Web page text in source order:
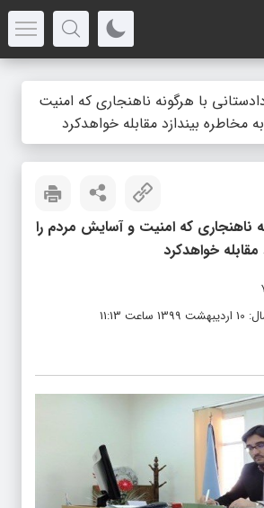
با هرگونه ناهنجاری که امنیت
مخاطره بیندازد مقابله خواهدکرد
ناهنجاری که امنیت و آسایش مردم را
خواهدکرد
11:13